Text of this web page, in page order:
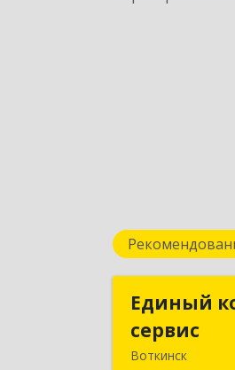
Единый
сервис
Воткинск
Единый